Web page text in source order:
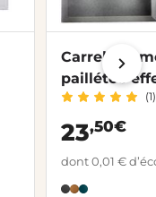
Carrelage
paillétée
(1)
23,50€
dont 0,01 €